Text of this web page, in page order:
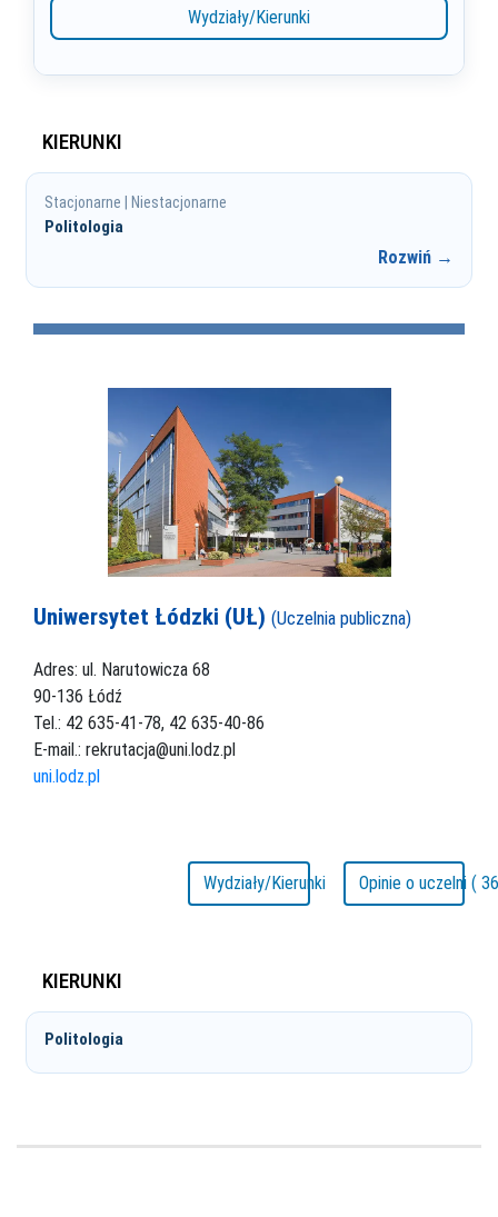
Wydziały/Kierunki
KIERUNKI
Stacjonarne | Niestacjonarne
Politologia
Rozwiń →
Uniwersytet Łódzki (UŁ) (Uczelnia publiczna)
Adres: ul. Narutowicza 68
90-136 Łódź
Tel.: 42 635-41-78, 42 635-40-86
E-mail.: rekrutacja@uni.lodz.pl
uni.lodz.pl
Wydziały/Kierunki Opinie o uczelni (
KIERUNKI
Politologia